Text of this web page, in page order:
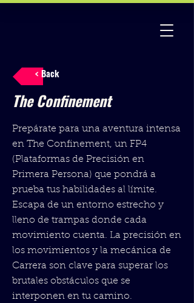
< Back
The Confinement
Prepárate para una aventura intensa
en The Confinement, un FP4
(Plataformas de Precisión en
Primera Persona) que pondrá a
prueba tus habilidades al límite.
Escapa de un entorno estrecho y
lleno de trampas donde cada
movimiento cuenta. La precisión en
los movimientos y la mecánica de
Carrera son clave para superar los
brutales obstáculos que se
interponen en tu camino.